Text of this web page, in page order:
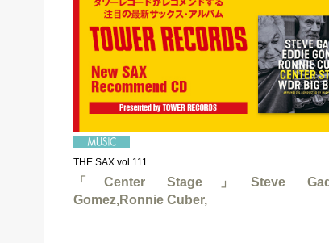
THE SAX vol.111
「Center Stage」Steve
Gomez,Ronnie Cuber,